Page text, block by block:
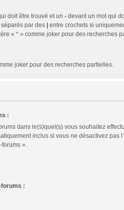
doit être trouvé et un - devant un mot qui
par des | entre crochets si
« * » comme joker pour des recherches
joker pour des recherches partielles.
:
dans le(s)quel(s) vous souhaitez
inclus si vous ne désactivez pas
forums ».
: